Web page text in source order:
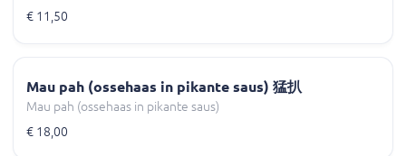
€ 11,50
Mau pah (ossehaas in pikante saus) 猛扒
Mau pah (ossehaas in pikante saus)
€ 18,00